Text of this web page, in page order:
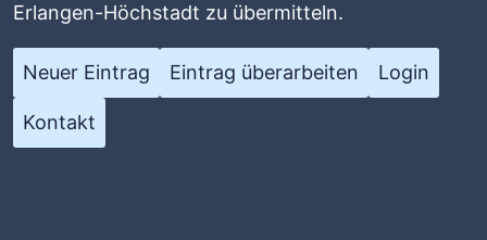
Erlangen-Höchstadt zu übermitteln.
Neuer Eintrag Eintrag überarbeiten Login
Kontakt